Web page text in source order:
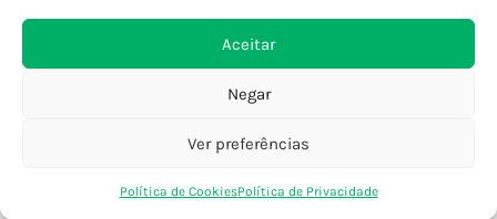
Aceitar
Negar
Ver preferências
Política de CookiesPolítica de Privacidade
Devoluções e Trocas